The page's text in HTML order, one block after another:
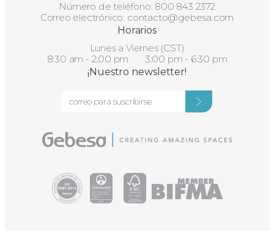
Número de teléfono: 800 843 2372
Correo electrónico: contacto@gebesa.com
Horarios
Lunes a Viernes (CST)
8:30 am - 2:00 pm 3:00 pm - 6:30 pm
¡Nuestro newsletter!